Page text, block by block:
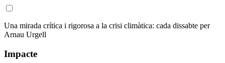
Una mirada crítica i rigorosa a la crisi climàtica: cada dissabte per
Arnau Urgell
Impacte